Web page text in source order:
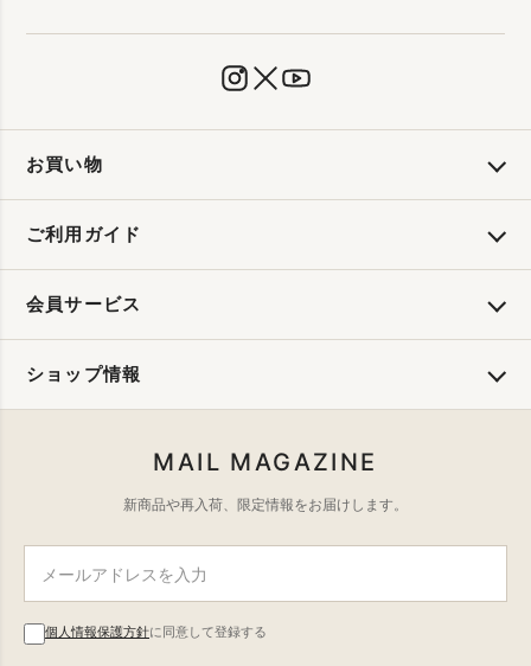
お買い物
ご利用ガイド
会員サービス
ショップ情報
MAIL MAGAZINE
新商品や再入荷、限定情報をお届けします。
個人情報保護方針に同意して登録する